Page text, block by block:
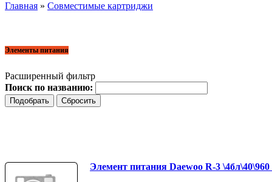
Главная » Совместимые картриджи
Элементы питания
Расширенный фильтр
Поиск по названию:
Элемент питания Daewoo R-3